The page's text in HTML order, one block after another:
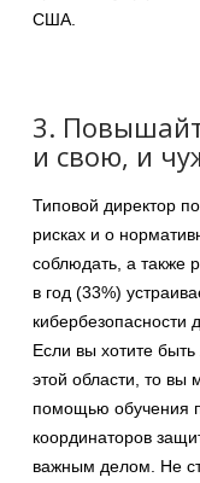
США.
3.
и свою, и
Типовой директор
рисках и о
соблюдать, а также
в год (33%)
кибербезопасности
Если вы хотите
этой области, то вы
помощью обучения
координаторов
важным делом. Не